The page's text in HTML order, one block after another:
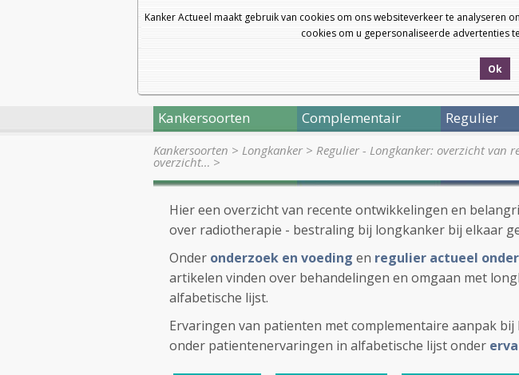
Kanker Actueel maakt gebruik van cookies om ons websiteverkeer te
cookies om u gepersonaliseerde advertenties
Ok
Kankersoorten Complementair Regulier
Kankersoorten > Longkanker> Regulier - Longkanker: overzicht van
overzicht… >
Hier een overzicht van recente ontwikkelingen en
over radiotherapie - bestraling bij longkanker bij elkaar
Onder onderzoek en voeding en regulier actueel
artikelen vinden over behandelingen en omgaan met
alfabetische lijst.
Ervaringen van patienten met complementaire aanpak
onder patientenervaringen in alfabetische lijst onder